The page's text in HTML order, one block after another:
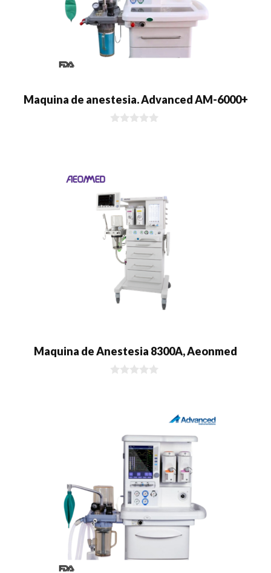
Maquina de anestesia. Advanced AM-6000+
Maquina de Anestesia 8300A, Aeonmed